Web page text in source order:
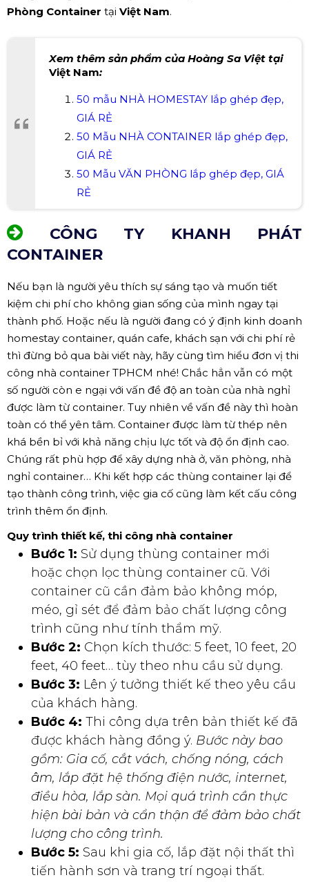
Phòng Container tại Việt Nam.
Xem thêm sản phẩm của Hoàng Sa Việt tại
Việt Nam:
50 mẫu NHÀ HOMESTAY lắp ghép đẹp,
GIÁ RẺ
50 Mẫu NHÀ CONTAINER lắp ghép đẹp,
GIÁ RẺ
50 Mẫu VĂN PHÒNG lắp ghép đẹp, GIÁ
RẺ
CÔNG TY KHANH PHÁT
CONTAINER
Nếu bạn là người yêu thích sự sáng tạo và muốn tiết
kiệm chi phí cho không gian sống của mình ngay tại
thành phố. Hoặc nếu là người đang có ý định kinh doanh
homestay container, quán cafe, khách sạn với chi phí rẻ
thì đừng bỏ qua bài viết này, hãy cùng tìm hiểu đơn vị thi
công nhà container TPHCM nhé! Chắc hẳn vẫn có một
số người còn e ngại với vấn đề độ an toàn của nhà nghỉ
được làm từ container. Tuy nhiên về vấn đề này thì hoàn
toàn có thể yên tâm. Container được làm từ thép nên
khá bền bỉ với khả năng chịu lực tốt và độ ổn định cao.
Chúng rất phù hợp để xây dựng nhà ở, văn phòng, nhà
nghỉ container… Khi kết hợp các thùng container lại để
tạo thành công trình, việc gia cố cũng làm kết cấu công
trình thêm ổn định.
Quy trình thiết kế, thi công nhà container
Bước 1: Sử dụng thùng container mới
hoặc chọn lọc thùng container cũ. Với
container cũ cần đảm bảo không móp,
méo, gỉ sét để đảm bảo chất lượng công
trình cũng như tính thẩm mỹ.
Bước 2: Chọn kích thước: 5 feet, 10 feet, 20
feet, 40 feet… tùy theo nhu cầu sử dụng.
Bước 3: Lên ý tưởng thiết kế theo yêu cầu
của khách hàng.
Bước 4: Thi công dựa trên bản thiết kế đã
được khách hàng đồng ý. Bước này bao
gồm: Gia cố, cắt vách, chống nóng, cách
âm, lắp đặt hệ thống điện nước, internet,
điều hòa, lắp sàn. Mọi quá trình cần thực
hiện bài bản và cẩn thận để đảm bảo chất
lượng cho công trình.
Bước 5: Sau khi gia cố, lắp đặt nội thất thì
tiến hành sơn và trang trí ngoại thất.